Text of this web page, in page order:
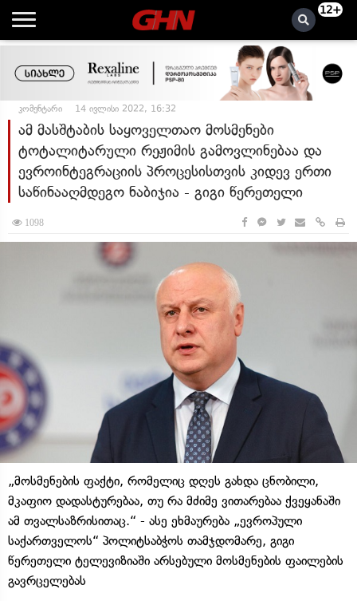
12+
კომენტარი 14 ივლისი 2022, 16:32
ამ მასშტაბის საყოველთაო მოსმენები
ტოტალიტარული რეჟიმის გამოვლინებაა და
ევროინტეგრაციის პროცესისთვის კიდევ ერთი
საწინააღმდეგო ნაბიჯია - გიგი წერეთელი
1098
„მოსმენების ფაქტი, რომელიც დღეს გახდა ცნობილი,
მკაფიო დადასტურებაა, თუ რა მძიმე ვითარებაა ქვეყანაში
ამ თვალსაზრისითაც.“ - ასე ეხმაურება „ევროპული
საქართველოს“ პოლიტსაბჭოს თამჯდომარე, გიგი
წერეთელი ტელევიზიაში არსებული მოსმენების ფაილების
გავრცელებას